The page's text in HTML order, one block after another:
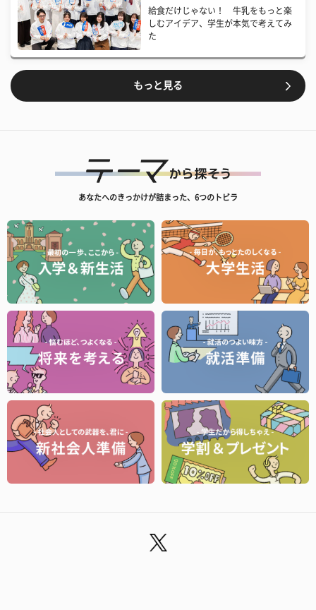
給食だけじゃない！ 牛乳をもっと楽
しむアイデア、学生が本気で考えてみ
た
もっと見る
あなたへのきっかけが詰まった、6つのトビラ